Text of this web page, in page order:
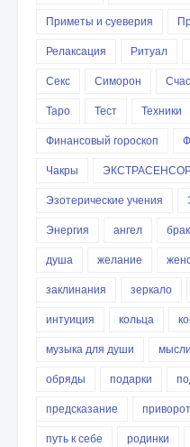
Приметы и суеверия
Релаксация
Ритуал
Секс
Симорон
Таро
Тест Техники
Финансовый гороскоп
Чакры
Эзотерические учения
Энергия
ангел брак
душа
желание
заклинания
зеркало
интуиция
кольца
музыка для души
мысли
обряды
подарки
предсказание
приворот
путь к себе
родинки